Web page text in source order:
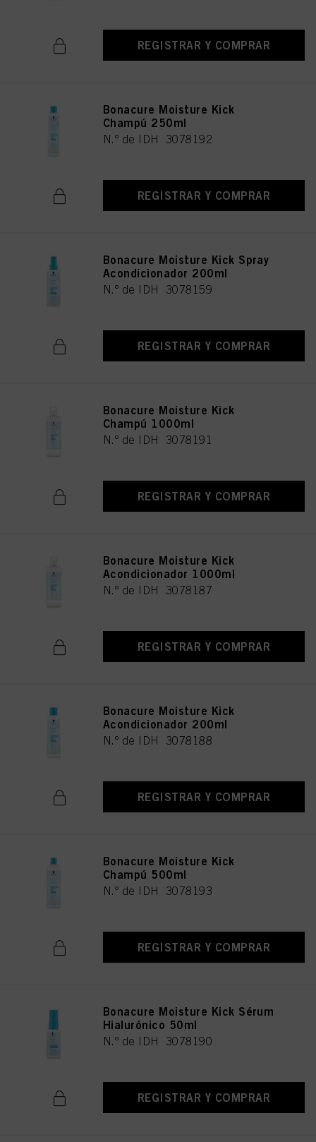
REGISTRAR Y COMPRAR
Bonacure Moisture Kick
Champú 250ml
N.º de IDH 3078192
REGISTRAR Y COMPRAR
Bonacure Moisture Kick Spray
Acondicionador 200ml
N.º de IDH 3078159
REGISTRAR Y COMPRAR
Bonacure Moisture Kick
Champú 1000ml
N.º de IDH 3078191
REGISTRAR Y COMPRAR
Bonacure Moisture Kick
Acondicionador 1000ml
N.º de IDH 3078187
REGISTRAR Y COMPRAR
Bonacure Moisture Kick
Acondicionador 200ml
N.º de IDH 3078188
REGISTRAR Y COMPRAR
Bonacure Moisture Kick
Champú 500ml
N.º de IDH 3078193
REGISTRAR Y COMPRAR
Bonacure Moisture Kick Sérum
Hialurónico 50ml
N.º de IDH 3078190
REGISTRAR Y COMPRAR